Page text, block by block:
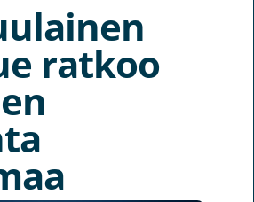
ratkoo